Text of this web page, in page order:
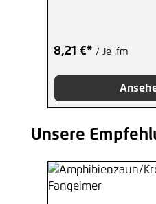
8,21 €* / Je lfm
Produktgalerie
Unsere